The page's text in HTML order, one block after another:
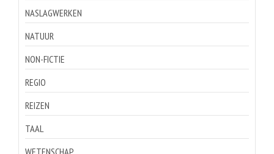
NASLAGWERKEN
NATUUR
NON-FICTIE
REGIO
REIZEN
TAAL
WETENSCHAP